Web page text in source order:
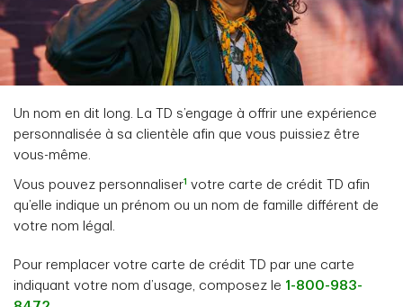
Un nom en dit long. La TD s’engage à offrir une expérience
personnalisée à sa clientèle afin que vous puissiez être
vous-même.
Vous pouvez personnaliser1 votre carte de crédit TD afin
qu’elle indique un prénom ou un nom de famille différent de
votre nom légal.
Pour remplacer votre carte de crédit TD par une carte
indiquant votre nom d’usage, composez le 1-800-983-